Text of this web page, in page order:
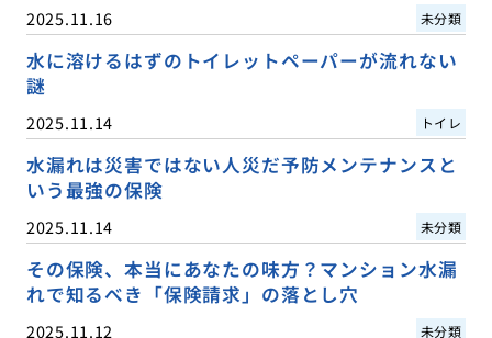
2025.11.16 未分類
水に溶けるはずのトイレットペーパーが流れない
謎
2025.11.14 トイレ
水漏れは災害ではない人災だ予防メンテナンスと
いう最強の保険
2025.11.14 未分類
その保険、本当にあなたの味方？マンション水漏
れで知るべき「保険請求」の落とし穴
2025.11.12 未分類